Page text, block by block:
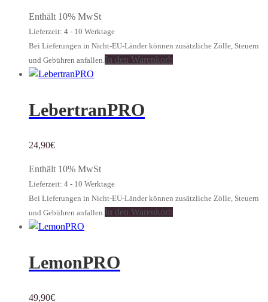
Enthält 10% MwSt
Lieferzeit: 4 - 10 Werktage
Bei Lieferungen in Nicht-EU-Länder können zusätzliche Zölle, Steuern
und Gebühren anfallen.In den Warenkorb
LebertranPRO
24,90€
Enthält 10% MwSt
Lieferzeit: 4 - 10 Werktage
Bei Lieferungen in Nicht-EU-Länder können zusätzliche Zölle, Steuern
und Gebühren anfallen.In den Warenkorb
LemonPRO
49,90€